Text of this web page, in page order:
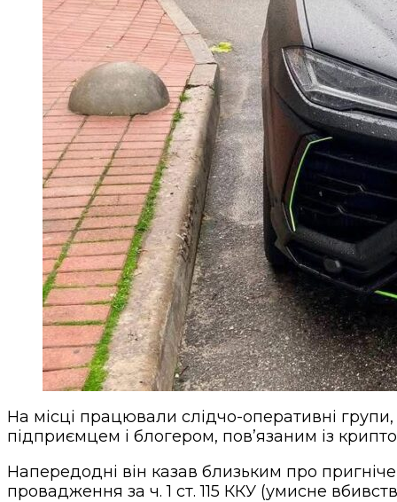
На місці працювали слідчо-оперативні
підприємцем і блогером, пов’язаним із
Напередодні він казав близьким про
провадження за ч. 1 ст. 115 ККУ (умисне